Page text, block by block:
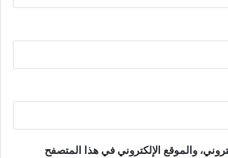
والموقع الإلكتروني في هذا المتصفح